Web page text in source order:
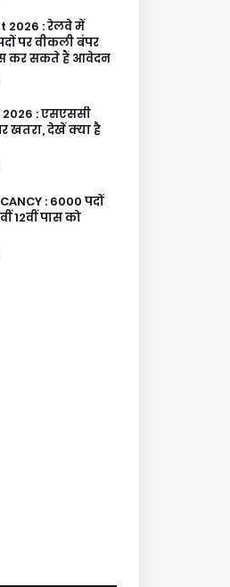
2026 : रेलवे में
पर वीकली बंपर
कर सकते हैं आवेदन
2026 : एसएससी
खतरा, देखें क्या है
: 6000 पदों
12वीं पास को